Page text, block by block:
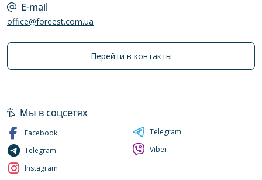
E-mail
office@foreest.com.ua
Перейти в контакты
Мы в соцсетях
Facebook
Telegram
Instagram
Telegram
Viber